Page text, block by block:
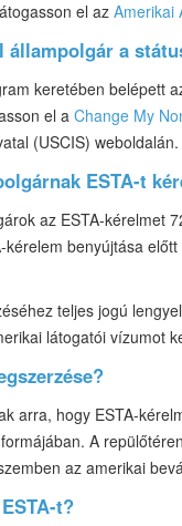
el az Amerikai
a
keretében belépett
el a Change My
(USCIS) weboldalán.
ESTA-t
az ESTA-kérelmet
kérelem benyújtása
teljes jogú
látogatói vízumot
arra, hogy ESTA-
A
az amerikai
t?